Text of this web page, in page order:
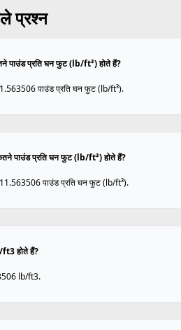
प्रश्न
पाउंड प्रति घन फुट (lb/ft³) होते हैं?
पाउंड प्रति घन फुट (lb/ft³).
पाउंड प्रति घन फुट (lb/ft³) होते हैं?
पाउंड प्रति घन फुट (lb/ft³).
होते हैं?
lb/ft3.